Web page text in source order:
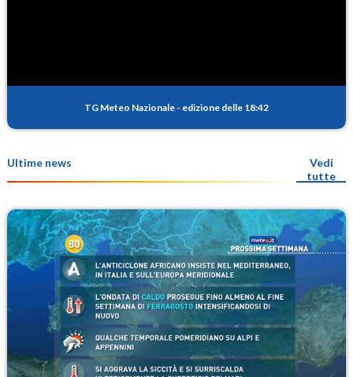
TG Meteo Nazionale - edizione delle 18:42
Ultime news
Vedi
tutte